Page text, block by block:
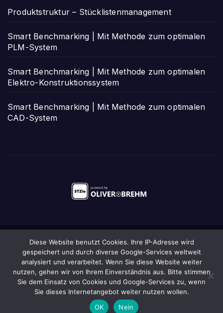
Produktstruktur – Stücklistenmanagement
Smart Benchmarking | Mit Methode zum optimalen
PLM-System
Smart Benchmarking | Mit Methode zum optimalen
Elektro-Konstruktionssystem
Smart Benchmarking | Mit Methode zum optimalen
CAD-System
Stolz präsentiert von WordPress|Theme:Newsupvon
Themeansar
StartseiteDas STZioAnmeldung/NewsletterKontaktImpressum
DatenschutzSitemap
Diese Website benutzt Cookies. Ihre IP-Adresse wird
gespeichert und durch diverse Google-Services weltweit
analysiert und verarbeitet. Wenn Sie diese Website weiter
nutzen, gehen wir von Ihrem Einverständnis aus. Bitte stimmen
Sie dem Einsatz von Cookies und Google-Services zu, wenn
Sie dieses Internetangebot weiter nutzen wollen.
OK
Nein